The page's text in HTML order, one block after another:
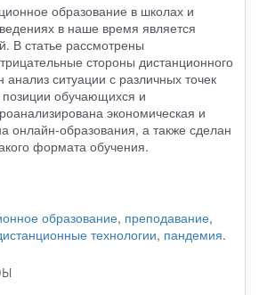
образование в школах и
в наше время является
В статье рассмотрены
стороны дистанционного
ситуации с различных точек
обучающихся и
экономическая и
онлайн-образования, а также сделан
формата обучения.
образование, преподавание,
технологии, пандемия.